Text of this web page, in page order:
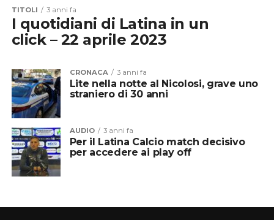
TITOLI 3 anni fa
I quotidiani di Latina in un
click – 22 aprile 2023
CRONACA 3 anni fa
Lite nella notte al Nicolosi, grave uno
straniero di 30 anni
AUDIO 3 anni fa
Per il Latina Calcio match decisivo
per accedere ai play off